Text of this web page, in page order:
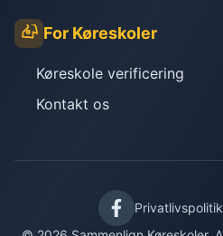
For Køreskoler
Køreskole verificering
Kontakt os
Privatlivspolitik